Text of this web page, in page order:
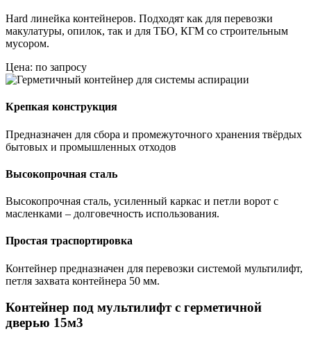
Hard линейка контейнеров. Подходят как для перевозки
макулатуры, опилок, так и для ТБО, КГМ со строительным
мусором.
Цена: по запросу
Крепкая конструкция
Предназначен для сбора и промежуточного хранения твёрдых
бытовых и промышленных отходов
Высокопрочная сталь
Высокопрочная сталь, усиленный каркас и петли ворот с
масленками – долговечность использования.
Простая траспортировка
Контейнер предназначен для перевозки системой мультилифт,
петля захвата контейнера 50 мм.
Контейнер под мультилифт с герметичной
дверью 15м3